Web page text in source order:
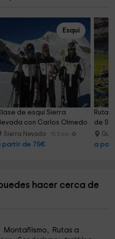
Esquí
de esquí Sierra
con Carlos Olmedo
Sierra Nevada 15.5 km
partir de 75€
Ruta
de
a
hacer cerca de
Montañismo, Rutas a